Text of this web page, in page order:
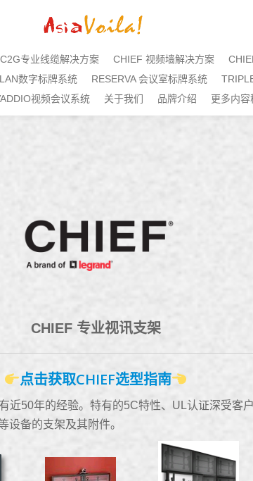
C2G专业线缆解决方案 CHIEF 视频墙解决方案
数字标牌系统 RESERVA 会议室标牌系统
视频会议系统 关于我们 品牌介绍 更多内
CHIEF 专业视讯支架
点击获取CHIEF选型指南
近50年的经验。特有的5C特性、UL认证深受客
设备的支架及其附件。